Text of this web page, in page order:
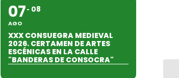
07
AGO
08
XXX CONSUEGRA MEDIEVAL
2026. CERTAMEN DE ARTES
ESCÉNICAS EN LA CALLE
"BANDERAS DE CONSOCRA"